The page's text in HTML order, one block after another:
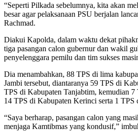
“Seperti Pilkada sebelumnya, kita akan
besar agar pelaksanaan PSU berjalan
Rachmad.
Diakui Kapolda, dalam waktu dekat
tiga pasangan calon gubernur dan wakil
penyelenggara pemilu dan tim sukses
Dia menambahkan, 88 TPS di lima
Jambi tersebut, diantaranya 59 TPS di
TPS di Kabupaten Tanjabtim, kemudian 7
14 TPS di Kabupaten Kerinci serta 1 TPS
“Saya berharap, pasangan calon yang
menjaga Kamtibmas yang kondusif,”